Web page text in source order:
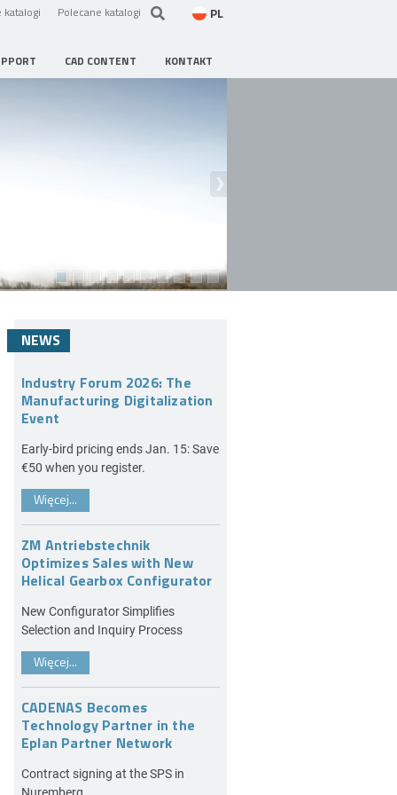
katalogi Polecane katalogi PL
CAD CONTENT KONTAKT
NEWS
Industry Forum 2026: The
Manufacturing Digitalization
Event
Early-bird pricing ends Jan. 15: Save
€50 when you register.
Więcej...
ZM Antriebstechnik
Optimizes Sales with New
Helical Gearbox Configurator
New Configurator Simplifies
Selection and Inquiry Process
Więcej...
CADENAS Becomes
Technology Partner in the
Eplan Partner Network
Contract signing at the SPS in